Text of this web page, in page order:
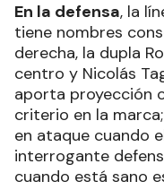
En la defensa, la
tiene nombres
derecha, la dupla
centro y Nicolás
aporta proyección
criterio en la
en ataque cuando
interrogante
cuando está sano